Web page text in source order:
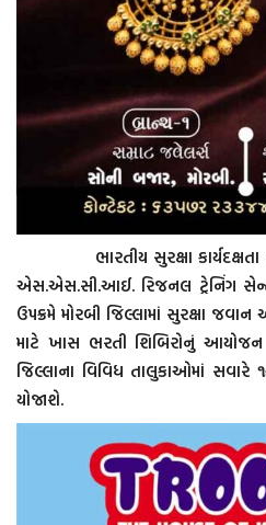
ભારતીય સુરક્ષા કાર્યદક્ષતા
એસ.એસ.સી.આઈ. રિજનલ ટ્રેનિંગ
ઉપક્રમે મોરબી જિલ્લામાં સુરક્ષા
માટે ખાસ ભરતી શિબિરોનું
જિલ્લાના વિવિધ તાલુકાઓમાં સવારે
યોજાશે.